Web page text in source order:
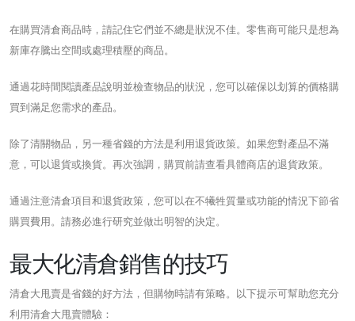
在購買清倉商品時，請記住它們並不總是狀況不佳。零售商可能只是想為
新庫存騰出空間或處理積壓的商品。
通過花時間閱讀產品說明並檢查物品的狀況，您可以確保以划算的價格購
買到滿足您需求的產品。
除了清關物品，另一種省錢的方法是利用退貨政策。如果您對產品不滿
意，可以退貨或換貨。再次強調，購買前請查看具體商店的退貨政策。
通過注意清倉項目和退貨政策，您可以在不犧牲質量或功能的情況下節省
購買費用。請務必進行研究並做出明智的決定。
最大化清倉銷售的技巧
清倉大甩賣是省錢的好方法，但購物時請有策略。以下提示可幫助您充分
利用清倉大甩賣體驗：